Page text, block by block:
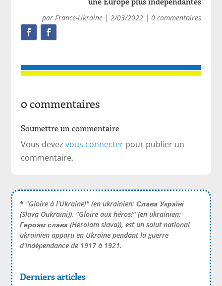
par France-Ukraine| 2/03/2022| 0 commentaires
0 commentaires
Soumettre un commentaire
Vous devezvous connecter pour publier un
commentaire.
* "Gloire à l'Ukraine!" (en ukrainien:Слава Україні
(Slava Oukraïni)), "Gloire aux héros!" (en ukrainien:
Героям слава (Heroiam slava)), est un salut national
ukrainien apparu en Ukraine pendant la guerre
d'indépendance de 1917 à 1921.
Derniers articles